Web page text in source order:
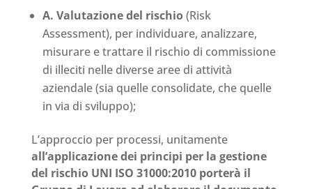
A. Valutazione del rischio(Risk
Assessment), per individuare, analizzare,
misurare e trattare il rischio di commissione
di illeciti nelle diverse aree di attività
aziendale (sia quelle consolidate, che quelle
in via di sviluppo);
L’approccio per processi, unitamente
all’applicazione dei principi per la gestione
del rischio UNI ISO 31000:2010 porterà il